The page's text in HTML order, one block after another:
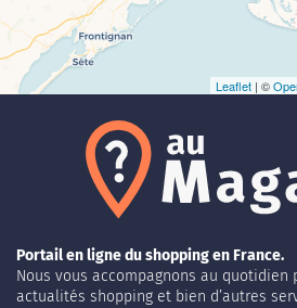
Leaflet | ©
Portail en ligne du shopping en France.
Nous vous accompagnons au quotidien
actualités shopping et bien d’autres